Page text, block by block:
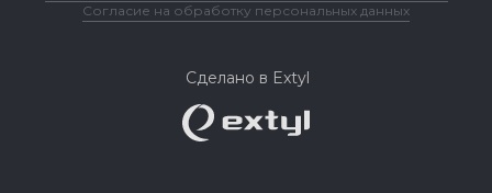
Согласие на обработку персональных данных
Сделано в Extyl